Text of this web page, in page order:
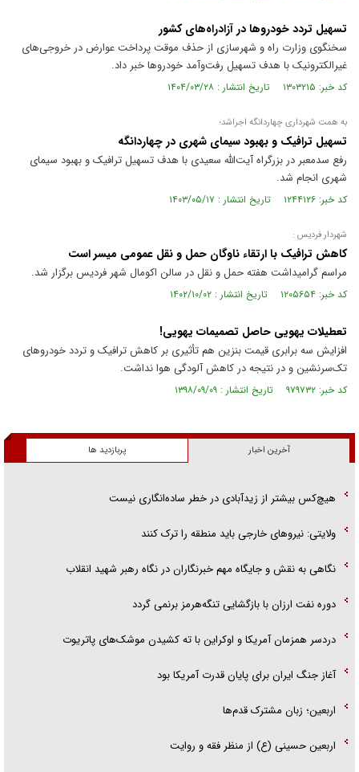
تسهیل تردد خودروها در آزادراه‌های کشور
سخنگوی وزارت راه و شهرسازی از حذف موقت پرداخت عوارض در خروجی‌های
غیرالکترونیک با هدف تسهیل رفت‌وآمد خودروها خبر داد.
کد خبر: ۱۳۰۳۲۱۵ تاریخ انتشار : ۱۴۰۴/۰۳/۲۸
به همت شهرداری چهاردانگه اجراشد؛
تسهیل ترافیک و بهبود سیمای شهری در چهاردانگه
رفع سدمعبر در بزرگراه آیت‌الله سعیدی با هدف تسهیل ترافیک و بهبود سیمای
شهری انجام شد.
کد خبر: ۱۲۴۴۱۲۶ تاریخ انتشار : ۱۴۰۳/۰۵/۱۷
شهردار فردیس :
کاهش ترافیک با ارتقاء ناوگان حمل و نقل عمومی میسر است
مراسم گرامیداشت هفته حمل و نقل در سالن اکومال شهر فردیس برگزار شد.
کد خبر: ۱۲۰۵۶۵۴ تاریخ انتشار : ۱۴۰۲/۱۰/۰۲
تعطیلات یهویی حاصل تصمیمات یهویی!
افزایش سه برابری قیمت بنزین هم تأثیری بر کاهش ترافیک و تردد خودرو‌های
تک‌سرنشین و در نتیجه در کاهش آلودگی هوا نداشت.
کد خبر: ۹۷۹۷۳۲ تاریخ انتشار : ۱۳۹۸/۰۹/۰۹
آخرین اخبار پربازدید ها
هیچ‌کس بیشتر از زیدآبادی در خطر ساده‌انگاری نیست
ولایتی: نیرو‌های خارجی باید منطقه را ترک کنند
نگاهی به نقش و جایگاه مهم خبرنگاران در نگاه رهبر شهید انقلاب
دوره نفت ارزان با بازگشایی تنگه‌هرمز برنمی گردد
دردسر همزمان آمریکا و اوکراین با ته کشیدن موشک‌های پاتریوت
آغاز جنگ ایران برای پایان قدرت آمریکا بود
اربعین؛ زبان مشترک قدم‌ها
اربعین حسینی (ع) از منظر فقه و روایت